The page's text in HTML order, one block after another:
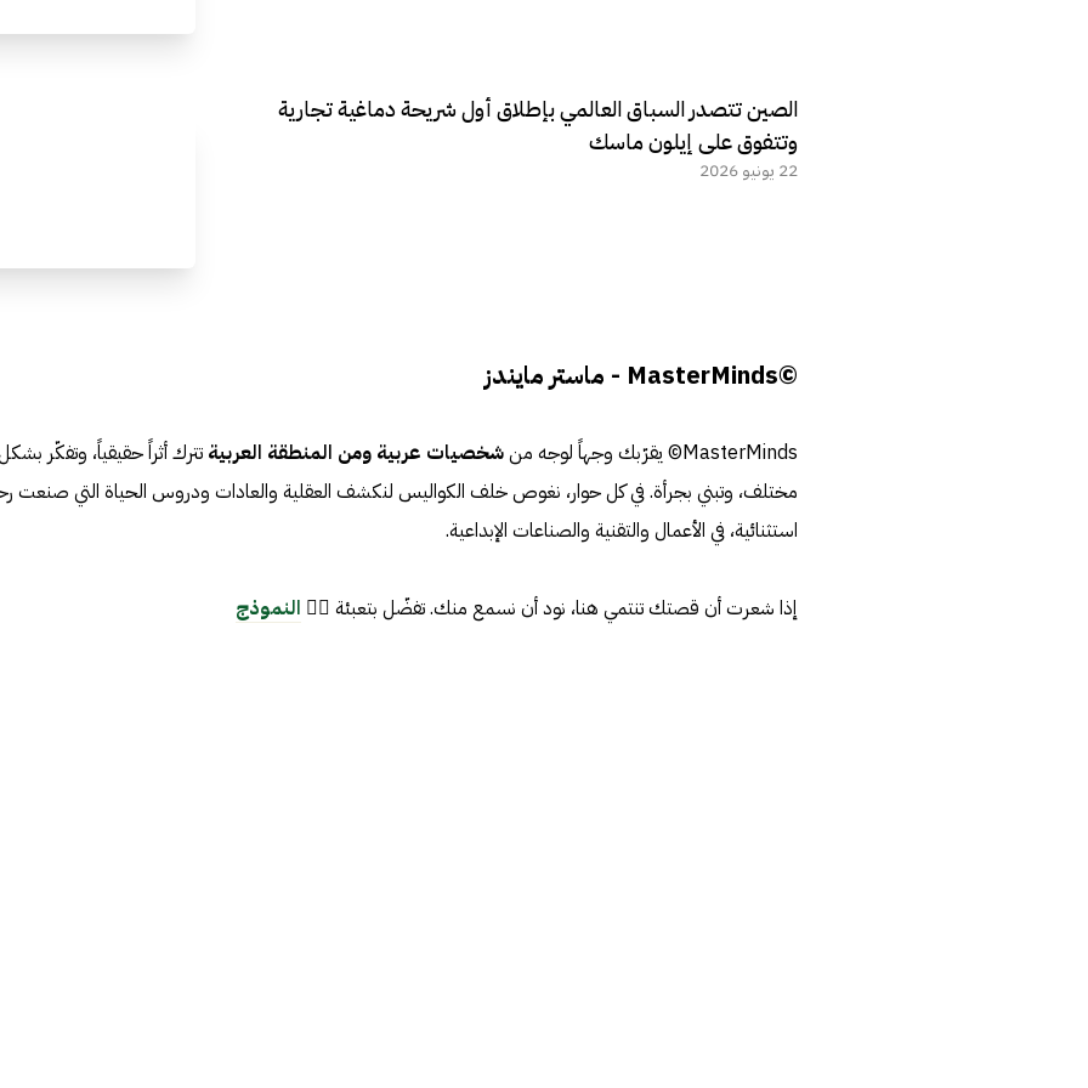
الصين تتصدر السباق العالمي بإطلاق أول شريحة دماغية تجارية
وتتفوق على إيلون ماسك
22 يونيو 2026
©MasterMinds - ماستر مايندز
MasterMinds© يقرّبك وجهاً لوجه من شخصيات عربية ومن المنطقة العربية تترك أثراً حقيقياً، وتفكّر
مختلف، وتبني بجرأة. في كل حوار، نغوص خلف الكواليس لنكشف العقلية والعادات ودروس الحياة التي صنعت
استثنائية، في الأعمال والتقنية والصناعات الإبداعية.
إذا شعرت أن قصتك تنتمي هنا، نود أن نسمع منك. تفضّل بتعبئة 👈🏼 النموذج